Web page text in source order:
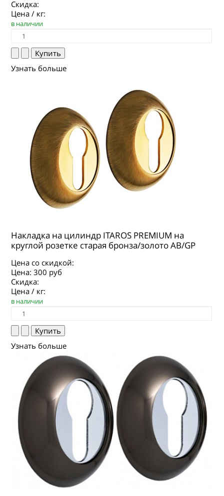
Скидка:
Цена / кг:
в наличии
Узнать больше
Накладка на цилиндр ITAROS PREMIUM на
круглой розетке старая бронза/золото АВ/GP
Цена со скидкой:
Цена:300 руб
Скидка:
Цена / кг:
в наличии
Узнать больше